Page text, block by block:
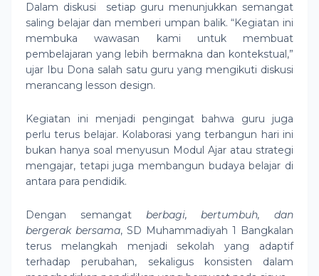
Dalam diskusi setiap guru menunjukkan semangat
saling belajar dan memberi umpan balik. “Kegiatan ini
membuka wawasan kami untuk membuat
pembelajaran yang lebih bermakna dan kontekstual,”
ujar Ibu Dona salah satu guru yang mengikuti diskusi
merancang lesson design.
Kegiatan ini menjadi pengingat bahwa guru juga
perlu terus belajar. Kolaborasi yang terbangun hari ini
bukan hanya soal menyusun Modul Ajar atau strategi
mengajar, tetapi juga membangun budaya belajar di
antara para pendidik.
Dengan semangat berbagi, bertumbuh, dan
bergerak bersama, SD Muhammadiyah 1 Bangkalan
terus melangkah menjadi sekolah yang adaptif
terhadap perubahan, sekaligus konsisten dalam